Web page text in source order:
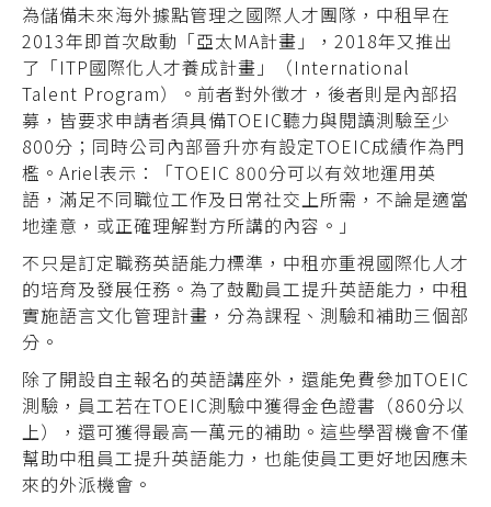
為儲備未來海外據點管理之國際人才團隊，中租早在
2013年即首次啟動「亞太MA計畫」，2018年又推出
了「ITP國際化人才養成計畫」（International
Talent Program）。前者對外徵才，後者則是內部招
募，皆要求申請者須具備TOEIC聽力與閱讀測驗至少
800分；同時公司內部晉升亦有設定TOEIC成績作為門
檻。Ariel表示：「TOEIC 800分可以有效地運用英
語，滿足不同職位工作及日常社交上所需，不論是適當
地達意，或正確理解對方所講的內容。」
不只是訂定職務英語能力標準，中租亦重視國際化人才
的培育及發展任務。為了鼓勵員工提升英語能力，中租
實施語言文化管理計畫，分為課程、測驗和補助三個部
分。
除了開設自主報名的英語講座外，還能免費參加TOEIC
測驗，員工若在TOEIC測驗中獲得金色證書（860分以
上），還可獲得最高一萬元的補助。這些學習機會不僅
幫助中租員工提升英語能力，也能使員工更好地因應未
來的外派機會。